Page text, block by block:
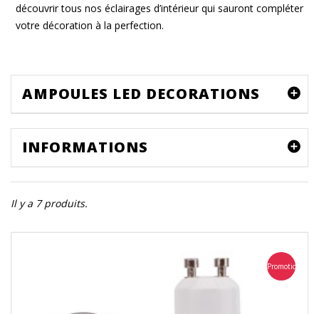
découvrir tous nos éclairages d’intérieur qui sauront compléter
votre décoration à la perfection.
AMPOULES LED DECORATIONS
INFORMATIONS
Il y a 7 produits.
Promotion